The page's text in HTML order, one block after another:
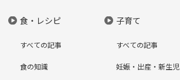
食・レシピ
すべての記事
食の知識
子育て
すべての記事
妊娠・出産・新生児